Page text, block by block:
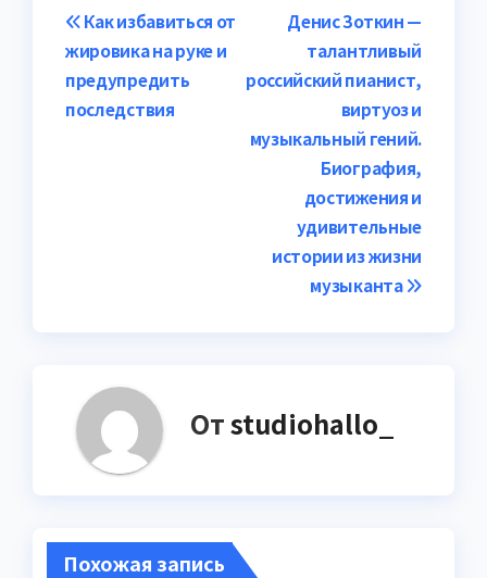
Навигация
по
записям
Денис Зоткин —
талантливый
российский пианист,
виртуоз и
музыкальный гений.
Биография,
достижения и
удивительные
истории из жизни
музыканта
Как избавиться от
жировика на руке и
предупредить
последствия
Отstudiohallo_
Похожая запись